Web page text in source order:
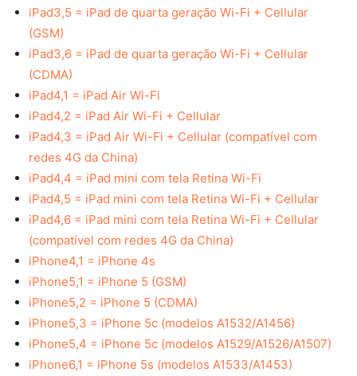
iPad3,5 = iPad de quarta geração Wi-Fi + Cellular
(GSM)
iPad3,6 = iPad de quarta geração Wi-Fi + Cellular
(CDMA)
iPad4,1 = iPad Air Wi-Fi
iPad4,2 = iPad Air Wi-Fi + Cellular
iPad4,3 = iPad Air Wi-Fi + Cellular (compatível com
redes 4G da China)
iPad4,4 = iPad mini com tela Retina Wi-Fi
iPad4,5 = iPad mini com tela Retina Wi-Fi + Cellular
iPad4,6 = iPad mini com tela Retina Wi-Fi + Cellular
(compatível com redes 4G da China)
iPhone4,1 = iPhone 4s
iPhone5,1 = iPhone 5 (GSM)
iPhone5,2 = iPhone 5 (CDMA)
iPhone5,3 = iPhone 5c (modelos A1532/A1456)
iPhone5,4 = iPhone 5c (modelos A1529/A1526/A1507)
iPhone6,1 = iPhone 5s (modelos A1533/A1453)